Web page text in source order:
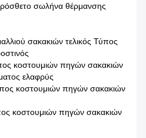
σωλήνα θέρμανσης
σακακιών τελικός Τύπος
κοστουμιών πηγών σακακιών
ελαφρύς
κοστουμιών πηγών σακακιών
κοστουμιών πηγών σακακιών